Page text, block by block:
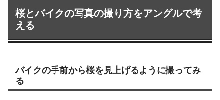
桜とバイクの写真の撮り方をアングルで考
える
バイクの手前から桜を見上げるように撮ってみ
る